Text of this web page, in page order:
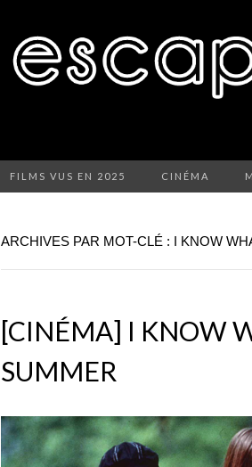
FILMS VUS EN 2025 CINÉMA
ARCHIVES PAR MOT-CLÉ : I KNOW
[CINÉMA] I KNOW
SUMMER